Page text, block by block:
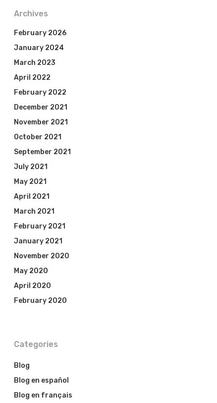
Archives
February 2026
January 2024
March 2023
April 2022
February 2022
December 2021
November 2021
October 2021
September 2021
July 2021
May 2021
April 2021
March 2021
February 2021
January 2021
November 2020
May 2020
April 2020
February 2020
Categories
Blog
Blog en español
Blog en français